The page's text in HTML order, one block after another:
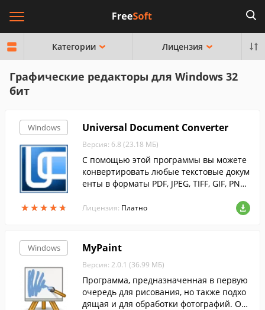
Категории Лицензия
Графические редакторы для Windows 32
бит
Windows
★★★★★
★★★★★
Universal Document Converter
Версия: 6.8 (23.18 МБ)
С помощью этой программы вы можете
конвертировать любые текстовые докум
енты в форматы PDF, JPEG, TIFF, GIF, PNG
Лицензия: Платно
Windows MyPaint
Версия: 2.0.1 (36.99 МБ)
Программа, предназначенная в первую
очередь для рисования, но также подхо
дящая и для обработки фотографий. Он